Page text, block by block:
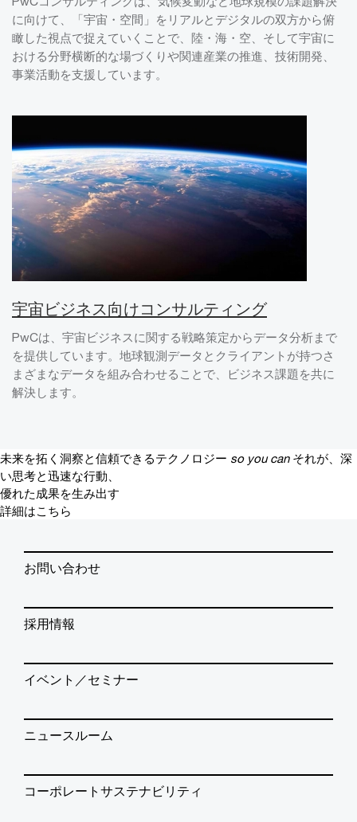
に向けて、「宇宙・空間」をリアルとデジタルの双方から俯
瞰した視点で捉えていくことで、陸・海・空、そして宇宙に
おける分野横断的な場づくりや関連産業の推進、技術開発、
事業活動を支援しています。
宇宙ビジネス向けコンサルティング
PwCは、宇宙ビジネスに関する戦略策定からデータ分析まで
を提供しています。地球観測データとクライアントが持つさ
まざまなデータを組み合わせることで、ビジネス課題を共に
解決します。
未来を拓く洞察と信頼できるテクノロジー so you can それが、深
い思考と迅速な行動、
優れた成果を生み出す
詳細はこちら
お問い合わせ
採用情報
イベント／セミナー
ニュースルーム
コーポレートサステナビリティ